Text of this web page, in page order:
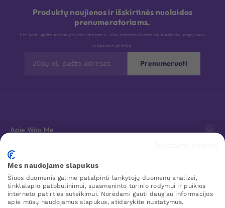
Produktų naujienos ir išskirtinės nuolaidos
prenumeratoriams.
Bet kada galite atsisakyti prenumeratos. Jūsų asmens duomenis tvarkome pagal savo
privatumo politiką
Prenumeruoti
Apie Woo Me
Klientų aptarnavimas
Mėgstamiausi
Mes naudojame slapukus
Šiuos duomenis galime patalpinti lankytojų duomenų analizei,
tinklalapio patobulinimui, suasmeninto turinio rodymui ir puikios
interneto patirties suteikimui. Norėdami gauti daugiau informacijos
apie mūsų naudojamus slapukus, atidarykite nustatymus.